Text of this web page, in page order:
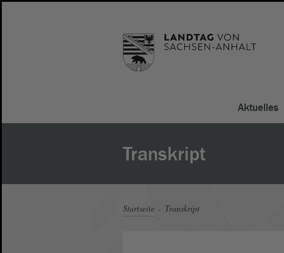
Aktuelles
Transkript
Startseite Transkript